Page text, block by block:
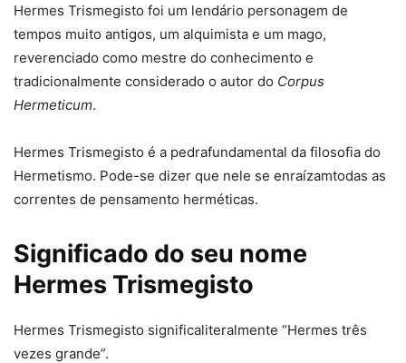
Hermes Trismegisto foi um lendário personagem de
tempos muito antigos, um alquimista e um mago,
reverenciado como mestre do conhecimento e
tradicionalmente considerado o autor do Corpus
Hermeticum.
Hermes Trismegisto é a pedrafundamental da filosofia do
Hermetismo. Pode-se dizer que nele se enraízamtodas as
correntes de pensamento herméticas.
Significado do seu nome
Hermes Trismegisto
Hermes Trismegisto significaliteralmente “Hermes três
vezes grande”.